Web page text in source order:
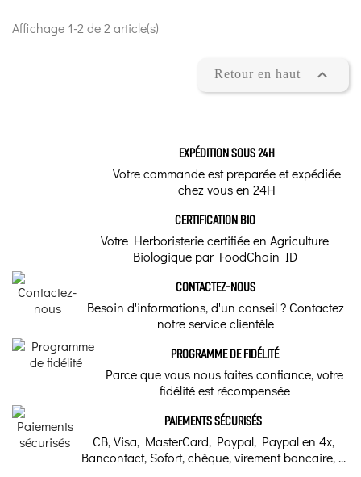
Affichage 1-2 de 2 article(s)
Retour en haut 
EXPÉDITION SOUS 24H
Votre commande est preparée et expédiée
chez vous en 24H
CERTIFICATION BIO
Votre Herboristerie certifiée en Agriculture
Biologique par FoodChain ID
CONTACTEZ-NOUS
Besoin d'informations, d'un conseil ? Contactez
notre service clientèle
PROGRAMME DE FIDÉLITÉ
Parce que vous nous faites confiance, votre
fidélité est récompensée
PAIEMENTS SÉCURISÉS
CB, Visa, MasterCard, Paypal, Paypal en 4x,
Bancontact, Sofort, chèque, virement bancaire, ...